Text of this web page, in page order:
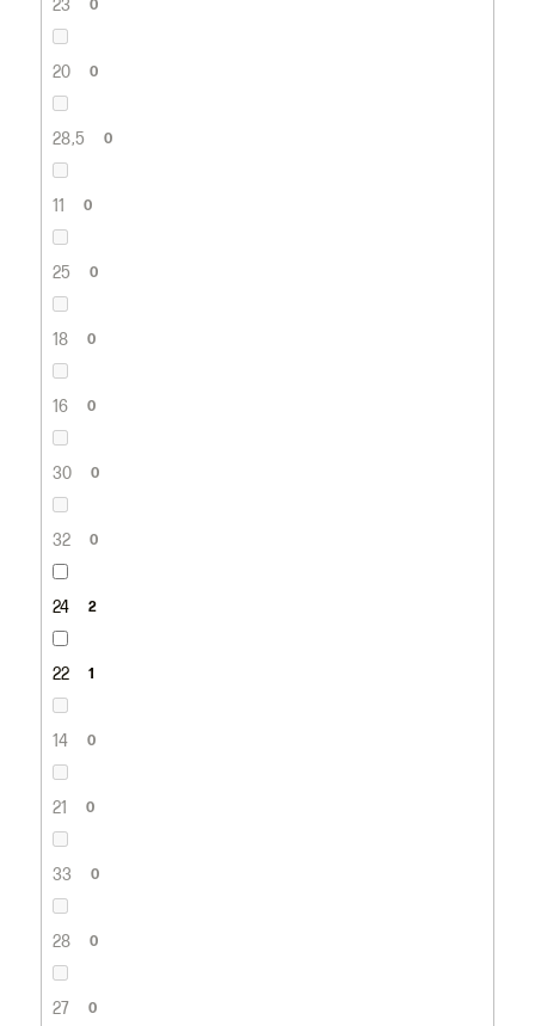
23 0
20 0
28,5 0
11 0
25 0
18 0
16 0
30 0
32 0
24 2
22 1
14 0
21 0
33 0
28 0
27 0